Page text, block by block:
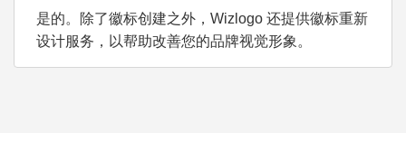
是的。除了徽标创建之外，Wizlogo 还提供徽标重新
设计服务，以帮助改善您的品牌视觉形象。